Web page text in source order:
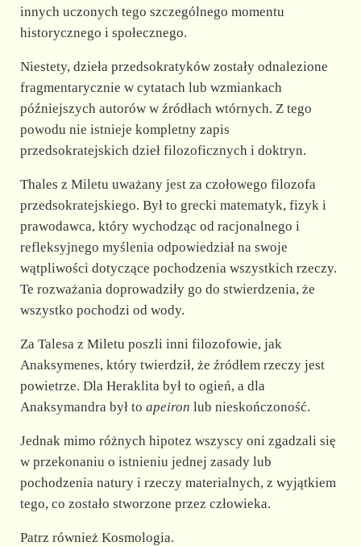
innych uczonych tego szczególnego momentu
historycznego i społecznego.
Niestety, dzieła przedsokratyków zostały odnalezione
fragmentarycznie w cytatach lub wzmiankach
późniejszych autorów w źródłach wtórnych. Z tego
powodu nie istnieje kompletny zapis
przedsokratejskich dzieł filozoficznych i doktryn.
Thales z Miletu uważany jest za czołowego filozofa
przedsokratejskiego. Był to grecki matematyk, fizyk i
prawodawca, który wychodząc od racjonalnego i
refleksyjnego myślenia odpowiedział na swoje
wątpliwości dotyczące pochodzenia wszystkich rzeczy.
Te rozważania doprowadziły go do stwierdzenia, że
wszystko pochodzi od wody.
Za Talesa z Miletu poszli inni filozofowie, jak
Anaksymenes, który twierdził, że źródłem rzeczy jest
powietrze. Dla Heraklita był to ogień, a dla
Anaksymandra był to apeiron lub nieskończoność.
Jednak mimo różnych hipotez wszyscy oni zgadzali się
w przekonaniu o istnieniu jednej zasady lub
pochodzenia natury i rzeczy materialnych, z wyjątkiem
tego, co zostało stworzone przez człowieka.
Patrz również Kosmologia.